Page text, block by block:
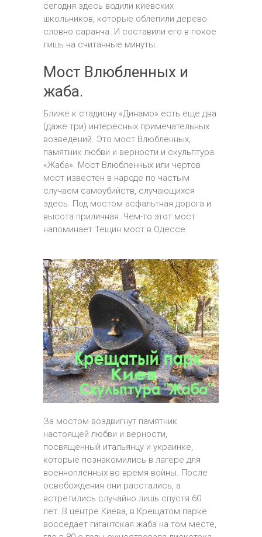
сегодня здесь водили киевских
школьников, которые облепили дерево
словно саранча. И составили его в покое
лишь на считанные минуты.
Мост Влюбленных и
жаба.
Ближе к стадиону «Динамо» есть еще два
(даже три) интересных примечательных
возведений. Это мост Влюбленных,
памятник любви и верности и скульптура
«Жаба». Мост Влюбленных или чертов
мост известен в народе по частым
случаем самоубийств, случающихся
здесь. Под мостом асфальтная дорога и
высота приличная. Чем-то этот мост
напоминает Тещин мост в Одессе.
За мостом воздвигнут памятник
настоящей любви и верности,
посвященный итальянцу и украинке,
которые познакомились в лагере для
военнопленных во время войны. После
освобождения они расстались, а
встретились случайно лишь спустя 60
лет. В центре Киева, в Крещатом парке
восседает гигантская жаба на том месте,